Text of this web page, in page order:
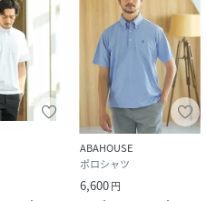
ABAHOUSE
ポロシャツ
6,600円